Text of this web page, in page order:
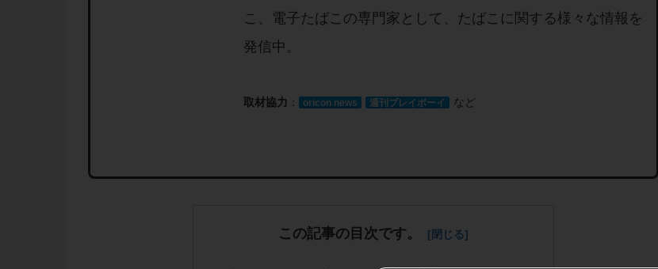
こ、電子たばこの専門家として、たばこに関する様々な情報を
発信中。
取材協力 ： oricon news 週刊プレイボーイ など
この記事の目次です。